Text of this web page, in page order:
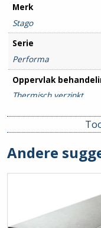
Merk
Stago
Serie
Performa
Oppervlak
Thermisch verzinkt
Breedte goot
600mm
Hoogte goot
Andere